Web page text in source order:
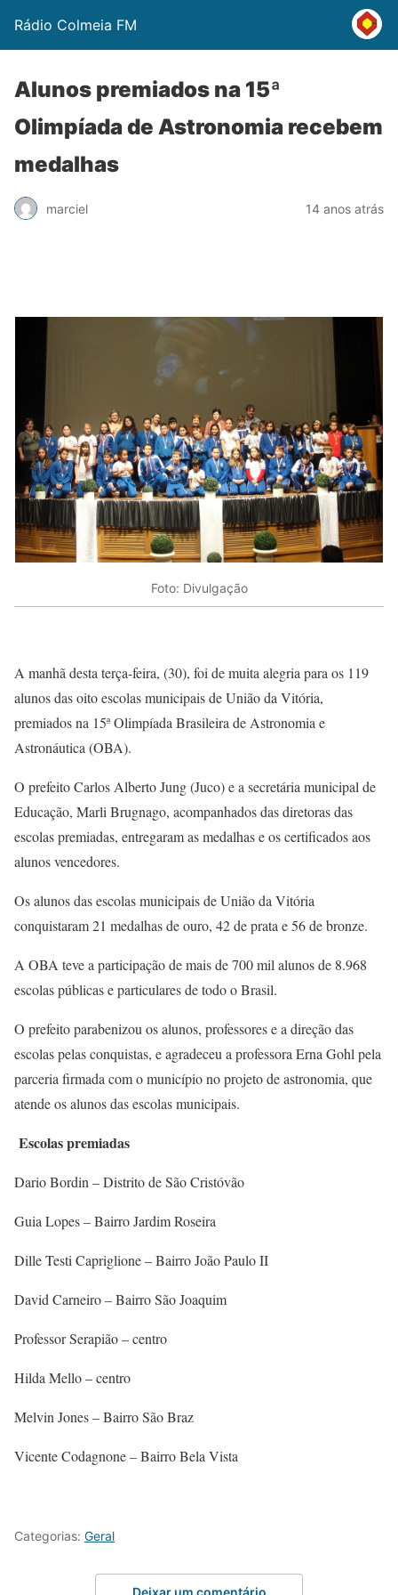
Rádio Colmeia FM
Alunos premiados na 15ª
Olimpíada de Astronomia recebem
medalhas
marciel 14 anos atrás
Foto: Divulgação
A manhã desta terça-feira, (30), foi de muita alegria para os 119
alunos das oito escolas municipais de União da Vitória,
premiados na 15ª Olimpíada Brasileira de Astronomia e
Astronáutica (OBA).
O prefeito Carlos Alberto Jung (Juco) e a secretária municipal de
Educação, Marli Brugnago, acompanhados das diretoras das
escolas premiadas, entregaram as medalhas e os certificados aos
alunos vencedores.
Os alunos das escolas municipais de União da Vitória
conquistaram 21 medalhas de ouro, 42 de prata e 56 de bronze.
A OBA teve a participação de mais de 700 mil alunos de 8.968
escolas públicas e particulares de todo o Brasil.
O prefeito parabenizou os alunos, professores e a direção das
escolas pelas conquistas, e agradeceu a professora Erna Gohl pela
parceria firmada com o município no projeto de astronomia, que
atende os alunos das escolas municipais.
Escolas premiadas
Dario Bordin – Distrito de São Cristóvão
Guia Lopes – Bairro Jardim Roseira
Dille Testi Capriglione – Bairro João Paulo II
David Carneiro – Bairro São Joaquim
Professor Serapião – centro
Hilda Mello – centro
Melvin Jones – Bairro São Braz
Vicente Codagnone – Bairro Bela Vista
Categorias: Geral
Deixar um comentário